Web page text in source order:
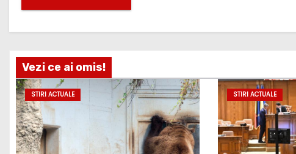
Vezi ce ai omis!
STIRI ACTUALE STIRI ACTUALE